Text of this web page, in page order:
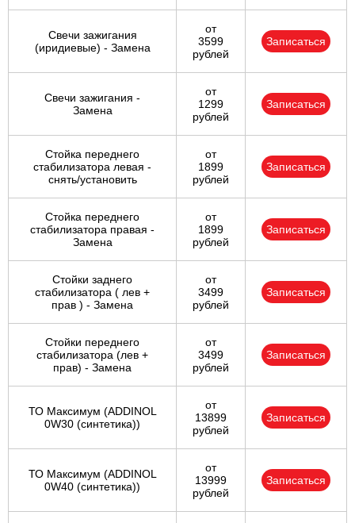
Свечи зажигания
(иридиевые) - Замена
от
3599
рублей
Записаться
Свечи зажигания -
Замена
от
1299
рублей
Записаться
Стойка переднего
стабилизатора левая -
снять/установить
от
1899
рублей
Записаться
Стойка переднего
стабилизатора правая -
Замена
от
1899
рублей
Записаться
Стойки заднего
стабилизатора ( лев +
прав ) - Замена
от
3499
рублей
Записаться
Стойки переднего
стабилизатора (лев +
прав) - Замена
от
3499
рублей
Записаться
ТО Максимум (ADDINOL
0W30 (синтетика))
от
13899
рублей
Записаться
ТО Максимум (ADDINOL
0W40 (синтетика))
от
13999
рублей
Записаться